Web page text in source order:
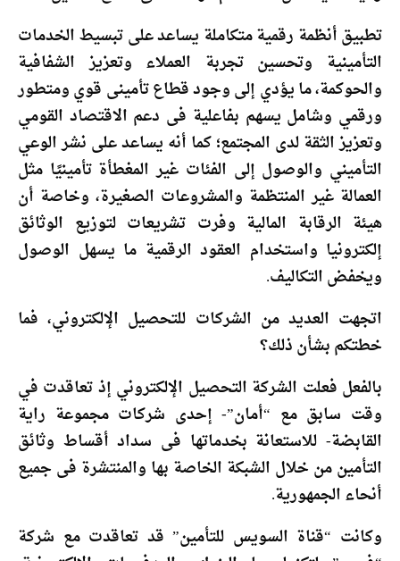
تطبيق أنظمة رقمية متكاملة يساعد على تبسيط الخدمات
التأمينية وتحسين تجربة العملاء وتعزيز الشفافية
والحوكمة، ما يؤدي إلى وجود قطاع تأمينى قوي ومتطور
ورقمي وشامل يسهم بفاعلية فى دعم الاقتصاد القومي
وتعزيز الثقة لدى المجتمع؛ كما أنه يساعد على نشر الوعي
التأميني والوصول إلى الفئات غير المغطأة تأمينيًا مثل
العمالة غير المنتظمة والمشروعات الصغيرة، وخاصة أن
هيئة الرقابة المالية وفرت تشريعات لتوزيع الوثائق
إلكترونيا واستخدام العقود الرقمية ما يسهل الوصول
ويخفض التكاليف.
اتجهت العديد من الشركات للتحصيل الإلكتروني، فما
خطتكم بشأن ذلك؟
بالفعل فعلت الشركة التحصيل الإلكتروني إذ تعاقدت في
وقت سابق مع “أمان”- إحدى شركات مجموعة راية
القابضة- للاستعانة بخدماتها فى سداد أقساط وثائق
التأمين من خلال الشبكة الخاصة بها والمنتشرة فى جميع
أنحاء الجمهورية.
وكانت “قناة السويس للتأمين” قد تعاقدت مع شركة